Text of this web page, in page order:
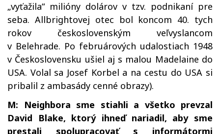
„vyťažila“ milióny dolárov v tzv. podnikaní pre
seba. Allbrightovej otec bol koncom 40. tych
rokov československým veľvyslancom
v Belehrade. Po februárových udalostiach 1948
v Československu ušiel aj s malou Madelaine do
USA. Volal sa Josef Korbel a na cestu do USA si
pribalil z ambasády cenné obrazy).
M: Neighbora sme stiahli a všetko prevzal
David Blake, ktorý ihneď nariadil, aby sme
prestali spolupracovať s informátormi